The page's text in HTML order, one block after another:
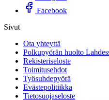
Facebook
Sivut
Ota yhteyttä
Polkupyörän huolto
Rekisteriseloste
Toimitusehdot
Työsuhdepyörä
Evästepolitiikka
Tietosuojaseloste